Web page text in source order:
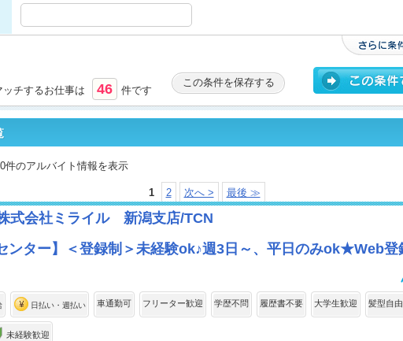
ッチするお仕事は 46 件です
この条件を保存する
件のアルバイト情報を表示
1 2 次へ > 最後 ≫
式会社ミライル 新潟支店/TCN
ンター】＜登録制＞未経験ok♪週3日～、平日のみok★Web登
日払い・週払い 車通勤可 フリーター歓迎 学歴不問 履歴書不要 大学生歓迎 髪型自由
未経験歓迎